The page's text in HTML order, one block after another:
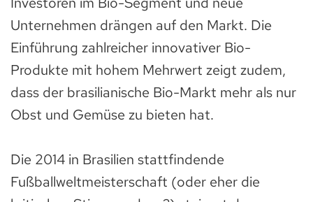
Unternehmen drängen auf den Markt. Die
Einführung zahlreicher innovativer Bio-
Produkte mit hohem Mehrwert zeigt zudem,
dass der brasilianische Bio-Markt mehr als nur
Obst und Gemüse zu bieten hat.
Die 2014 in Brasilien stattfindende
Fußballweltmeisterschaft (oder eher die